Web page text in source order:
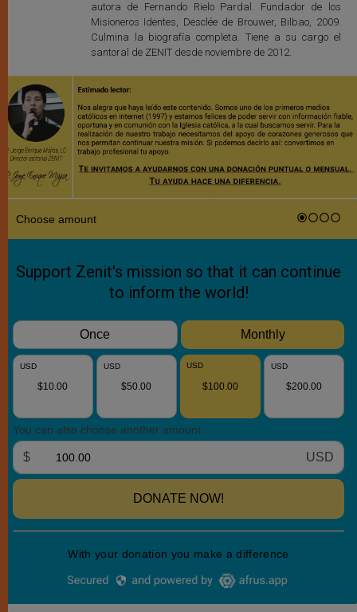
autora de Fernando Rielo Pardal. Fundador de los
Misioneros Identes, Desclée de Brouwer, Bilbao, 2009.
Culmina la biografía completa. Tiene a su cargo el
santoral de ZENIT desde noviembre de 2012.